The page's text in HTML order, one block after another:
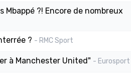
Mbappé ?! Encore de nombreux
? - RMC Sport
à Manchester United" - Eurosport